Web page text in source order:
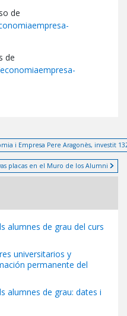
de
de
i Empresa Pere Aragonès, investit
placas en el Muro de los Alumni
alumnes de grau del curs
universitarios y
permanente del
alumnes de grau: dates i